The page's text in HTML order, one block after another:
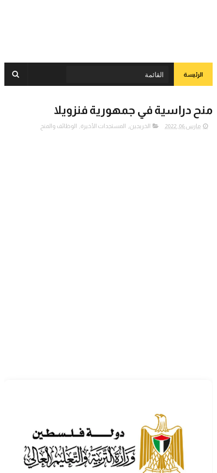
الرئيسة
منح دراسية في جمهورية فنزويلا
مارس 06, 2022 الخريجين, المستجدات الأخيرة, الوظائف والمنح